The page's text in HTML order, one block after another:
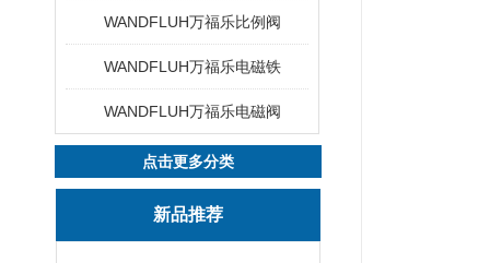
WANDFLUH万福乐比例阀
WANDFLUH万福乐电磁铁
WANDFLUH万福乐电磁阀
点击更多分类
新品推荐